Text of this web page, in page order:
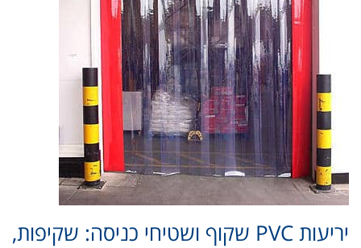
יריעות PVC שקוף ושטיחי כניסה: שקיפות,